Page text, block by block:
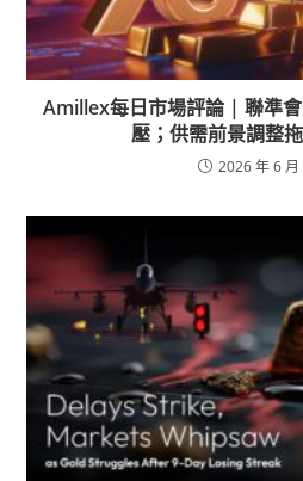
Amillex每日市場評論 | 聯準
壓；供需前景調整
2026 年 6 月